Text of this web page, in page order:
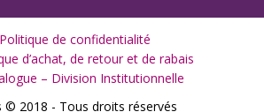
Politique de confidentialité
d’achat, de retour et de rabais
– Division Institutionnelle
© 2018 - Tous droits réservés